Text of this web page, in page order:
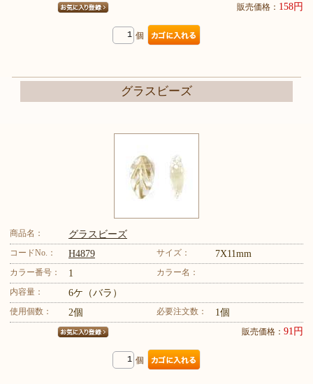
販売価格： 158円
個
グラスビーズ
商品名： グラスビーズ
コードNo.： H4879 サイズ： 7X11mm
カラー番号： 1
カラー名：
内容量：
6ケ（バラ）
使用個数： 2個 必要注文数： 1個
販売価格： 91円
個